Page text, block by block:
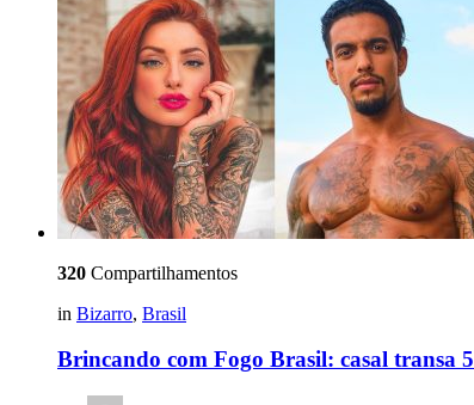
320 Compartilhamentos
in Bizarro, Brasil
Brincando com Fogo Brasil: casal transa